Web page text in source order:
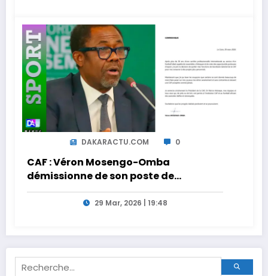
DAKARACTU.COM 0
CAF : Véron Mosengo-Omba
démissionne de son poste de
Secrétaire Général
29 Mar, 2026 | 19:48